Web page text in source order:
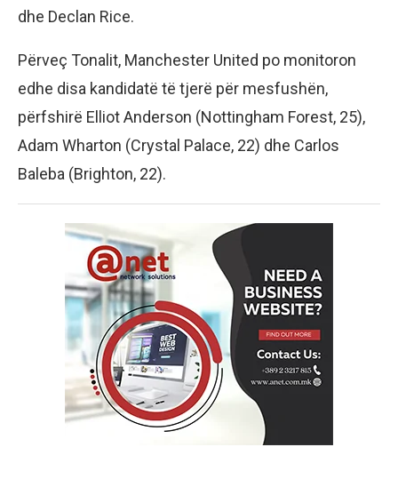
dhe Declan Rice.
Përveç Tonalit, Manchester United po monitoron
edhe disa kandidatë të tjerë për mesfushën,
përfshirë Elliot Anderson (Nottingham Forest, 25),
Adam Wharton (Crystal Palace, 22) dhe Carlos
Baleba (Brighton, 22).